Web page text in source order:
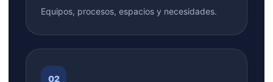
Equipos, procesos, espacios y necesidades.